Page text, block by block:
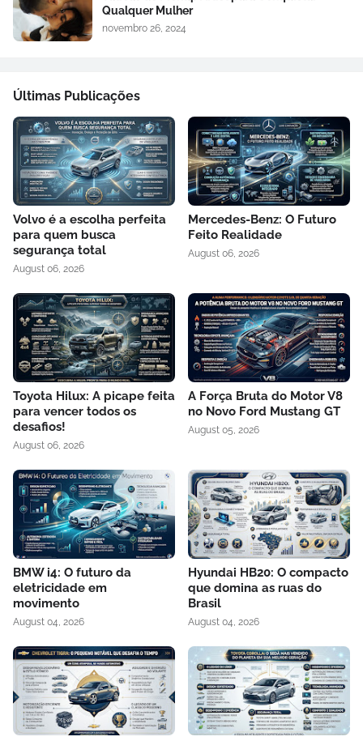
Qualquer Mulher
novembro 26, 2024
Últimas Publicações
Volvo é a escolha perfeita
para quem busca
segurança total
August 06, 2026
Mercedes-Benz: O Futuro
Feito Realidade
August 06, 2026
Toyota Hilux: A picape feita
para vencer todos os
desafios!
August 06, 2026
A Força Bruta do Motor V8
no Novo Ford Mustang GT
August 05, 2026
BMW i4: O futuro da
eletricidade em
movimento
August 04, 2026
Hyundai HB20: O compacto
que domina as ruas do
Brasil
August 04, 2026